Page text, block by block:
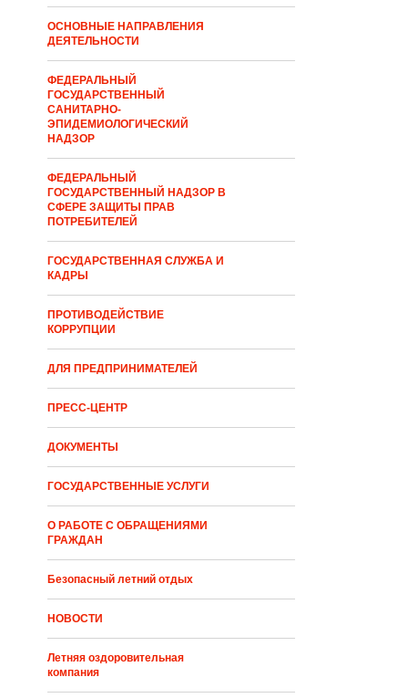
ОСНОВНЫЕ НАПРАВЛЕНИЯ
ДЕЯТЕЛЬНОСТИ
ФЕДЕРАЛЬНЫЙ
ГОСУДАРСТВЕННЫЙ
САНИТАРНО-
ЭПИДЕМИОЛОГИЧЕСКИЙ
НАДЗОР
ФЕДЕРАЛЬНЫЙ
ГОСУДАРСТВЕННЫЙ НАДЗОР В
СФЕРЕ ЗАЩИТЫ ПРАВ
ПОТРЕБИТЕЛЕЙ
ГОСУДАРСТВЕННАЯ СЛУЖБА И
КАДРЫ
ПРОТИВОДЕЙСТВИЕ
КОРРУПЦИИ
ДЛЯ ПРЕДПРИНИМАТЕЛЕЙ
ПРЕСС-ЦЕНТР
ДОКУМЕНТЫ
ГОСУДАРСТВЕННЫЕ УСЛУГИ
О РАБОТЕ С ОБРАЩЕНИЯМИ
ГРАЖДАН
Безопасный летний отдых
НОВОСТИ
Летняя оздоровительная
компания